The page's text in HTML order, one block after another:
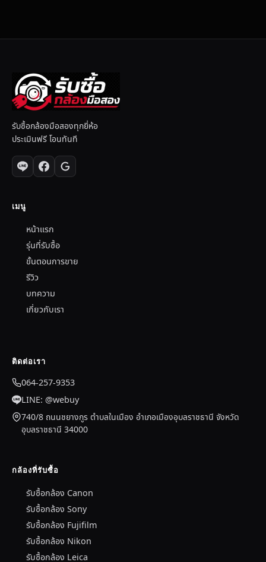
รับซื้อกล้องมือสองทุกยี่ห้อ
ประเมินฟรี โอนทันที
เมนู
หน้าแรก
รุ่นที่รับซื้อ
ขั้นตอนการขาย
รีวิว
บทความ
เกี่ยวกับเรา
ติดต่อเรา
064-257-9353
LINE: @webuy
740/8 ถนนชยางกูร ตำบลในเมือง อำเภอเมืองอุบลราชธานี จังหวัด
อุบลราชธานี 34000
กล้องที่รับซื้อ
รับซื้อกล้อง Canon
รับซื้อกล้อง Sony
รับซื้อกล้อง Fujifilm
รับซื้อกล้อง Nikon
รับซื้อกล้อง Leica